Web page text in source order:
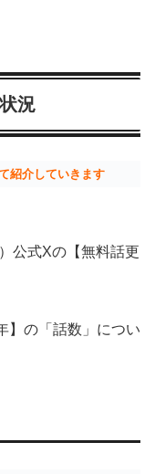
況
紹介していきます
公式Xの【無料話更
】の「話数」につい